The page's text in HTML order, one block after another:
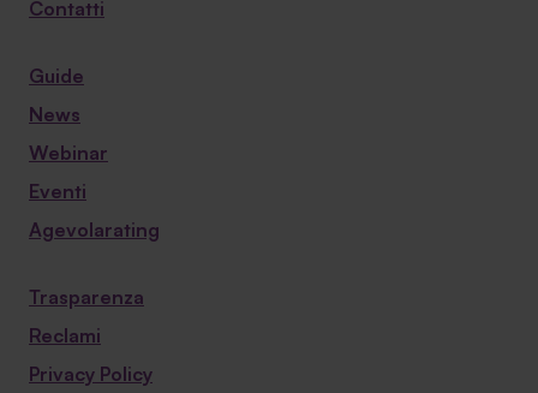
Contatti
Guide
News
Webinar
Eventi
Agevolarating
Trasparenza
Reclami
Privacy Policy